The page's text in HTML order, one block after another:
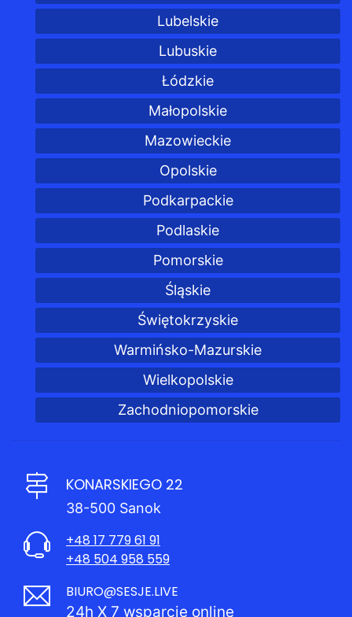
Lubelskie
Lubuskie
Łódzkie
Małopolskie
Mazowieckie
Opolskie
Podkarpackie
Podlaskie
Pomorskie
Śląskie
Świętokrzyskie
Warmińsko-Mazurskie
Wielkopolskie
Zachodniopomorskie
KONARSKIEGO 22
38-500 Sanok
+48 17 779 61 91
+48 504 958 559
BIURO@SESJE.LIVE
24h X 7 wsparcie online